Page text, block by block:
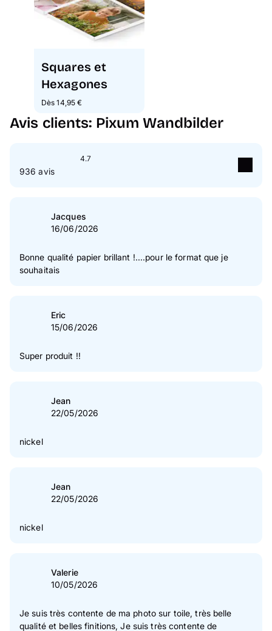
Squares et
Hexagones
Dès 14,95 €
Avis clients: Pixum Wandbilder
4.7
936 avis
étoile(s)
étoile(s)
2
1 étoile(s)
Jacques
16/06/2026
Bonne qualité papier brillant !....pour le format que je
souhaitais
Eric
15/06/2026
Super produit !!
Jean
22/05/2026
nickel
Jean
22/05/2026
nickel
Valerie
10/05/2026
Je suis très contente de ma photo sur toile, très belle
qualité et belles finitions, Je suis très contente de